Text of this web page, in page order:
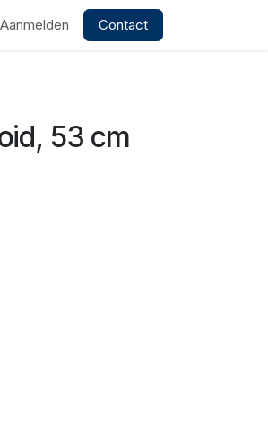
Aanmelden Contact
53 cm